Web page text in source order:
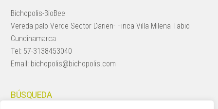
Bichopolis-BioBee
Vereda palo Verde Sector Darien- Finca Villa Milena Tabio
Cundinamarca
Tel: 57-3138453040
Email: bichopolis@bichopolis.com
BÚSQUEDA